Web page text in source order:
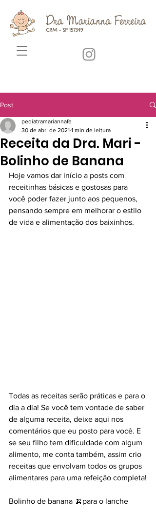
Post
Receita da Dra. Mari -
Bolinho de Banana
pediatramariannafe
30 de abr. de 2021 1 min de leitura
Hoje vamos dar início a posts com
receitinhas básicas e gostosas para
você poder fazer junto aos pequenos,
pensando sempre em melhorar o estilo
de vida e alimentação dos baixinhos.
Todas as receitas serão práticas e para o
dia a dia! Se você tem vontade de saber
de alguma receita, deixe aqui nos
comentários que eu posto para você. E
se seu filho tem dificuldade com algum
alimento, me conta também, assim crio
receitas que envolvam todos os grupos
alimentares para uma refeição completa!
Bolinho de banana 🍌para o lanche